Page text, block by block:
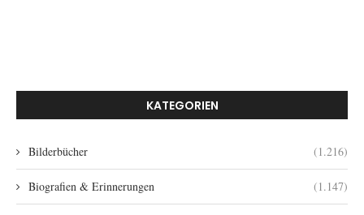
KATEGORIEN
Bilderbücher (1.216)
Biografien & Erinnerungen (1.147)